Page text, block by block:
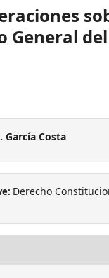
General
García Costa
Derecho